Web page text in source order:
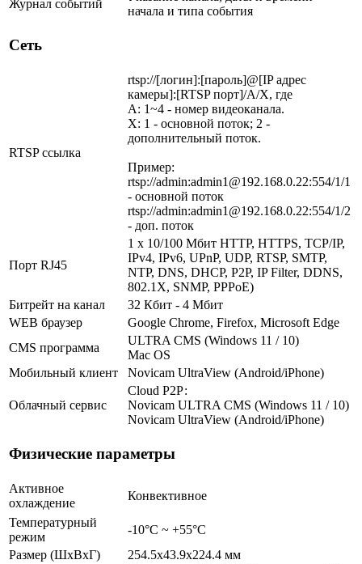
Журнал событий
начала и типа события
Сеть
RTSP ссылка
rtsp://[логин]:[пароль]@[IP адрес
камеры]:[RTSP порт]/A/X, где
A: 1~4 - номер видеоканала.
X: 1 - основной поток; 2 -
дополнительный поток.
Пример:
rtsp://admin:admin1@192.168.0.22:554/1/1
- основной поток
rtsp://admin:admin1@192.168.0.22:554/1/2
- доп. поток
Порт RJ45
1 x 10/100 Мбит HTTP, HTTPS, TCP/IP,
IPv4, IPv6, UPnP, UDP, RTSP, SMTP,
NTP, DNS, DHCP, P2P, IP Filter, DDNS,
802.1X, SNMP, PPPoE)
Битрейт на канал
32 Кбит - 4 Мбит
WEB браузер
Google Chrome, Firefox, Microsoft Edge
CMS программа
ULTRA CMS (Windows 11 / 10)
Mac OS
Мобильный клиент
Novicam UltraView (Android/iPhone)
Облачный сервис
Cloud Р2Р:
Novicam ULTRA CMS (Windows 11 / 10)
Novicam UltraView (Android/iPhone)
Физические параметры
Активное
охлаждение
Конвективное
Температурный
режим
-10°C ~ +55°C
Размер (ШxВxГ)
254.5x43.9x224.4 мм